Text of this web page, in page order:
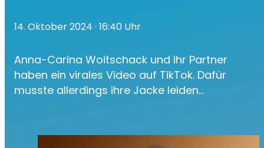
14. Oktober 2024 · 16:40 Uhr
Anna-Carina Woitschack und ihr Partner
haben ein virales Video auf TikTok. Dafür
musste allerdings ihre Jacke leiden...